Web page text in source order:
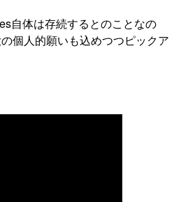
自体は存続するとのことなの
個人的願いも込めつつピックア